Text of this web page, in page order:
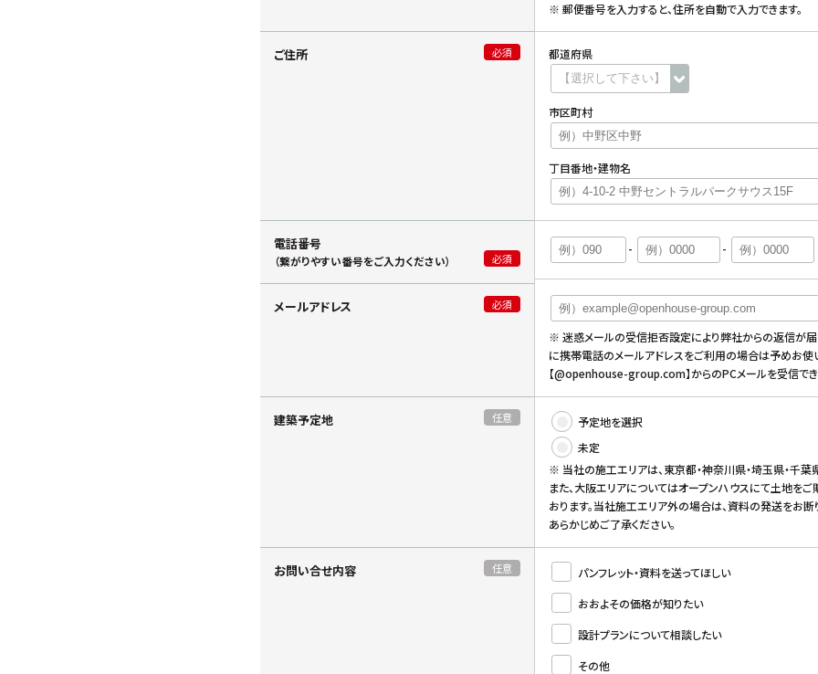
※ 郵便番号を入力すると、住所を自動で入力できます。
ご住所 必須 都道府県
市区町村
丁目番地・建物名
電話番号
（繋がりやすい番号をご入力ください） 必須
- -
メールアドレス 必須
※ 迷惑メールの受信拒否設定により弊社からの返信が届
に携帯電話のメールアドレスをご利用の場合は予めお
【@openhouse-group.com】からのPCメールを受信でき
建築予定地 任意
予定地を選択
未定
※ 当社の施工エリアは、東京都・神奈川県・埼玉県・千葉
また、大阪エリアについてはオープンハウスにて土地を
おります。当社施工エリア外の場合は、資料の発送をお
あらかじめご了承ください。
お問い合せ内容 任意
パンフレット・資料を送ってほしい
おおよその価格が知りたい
設計プランについて相談したい
その他